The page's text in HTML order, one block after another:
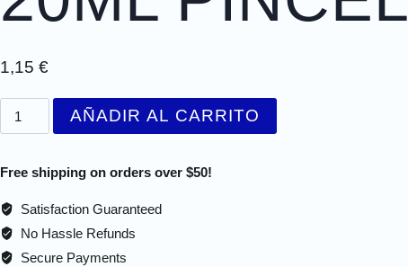
1,15€
AÑADIR AL CARRITO
Free shipping on orders over $50!
Satisfaction Guaranteed
No Hassle Refunds
Secure Payments